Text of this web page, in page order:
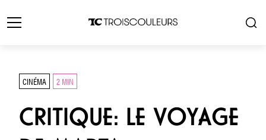
CINÉMA 2 MIN
CRITIQUE: LE VOYAGE